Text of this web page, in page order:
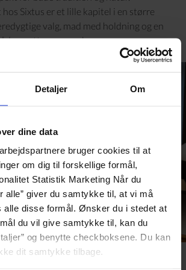
Detaljer Om
dine data
bruger cookies til at
om dig til forskellige formål,
Statistik Marketing Når du
alle” giver du samtykke til, at vi må
alle disse formål. Ønsker du i stedet at
du vil give samtykke til, kan du
og benytte checkboksene. Du kan
dit samtykke tilbage.
Sixtus er et lille kapitel i en større
valg, mad med holdning og en
mætter og mærkes.